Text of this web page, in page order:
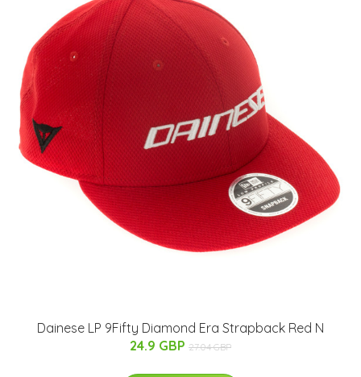
Dainese LP 9Fifty Diamond Era Strapback Red N
24.9 GBP 27.04 GBP